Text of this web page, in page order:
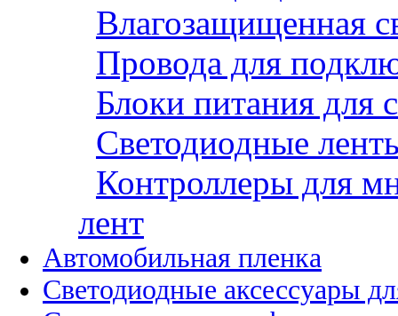
Влагозащищенная
Провода для
Блоки питания для
Светодиодные
Контроллеры для
лент
Автомобильная пленка
Светодиодные аксессуары